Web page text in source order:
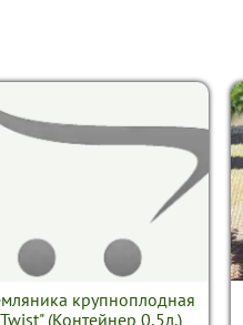
крупноплодная
(Контейнер 0,5л.)